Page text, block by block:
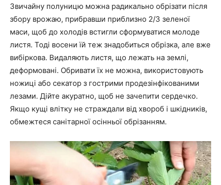
Звичайну полуницю можна радикально обрізати після
збору врожаю, прибравши приблизно 2/3 зеленої
маси, щоб до холодів встигли сформуватися молоде
листя. Тоді восени їй теж знадобиться обрізка, але вже
вибіркова. Видаляють листя, що лежать на землі,
деформовані. Обривати їх не можна, використовують
ножиці або секатор з гострими продезінфікованими
лезами. Дійте акуратно, щоб не зачепити сердечко.
Якщо кущі влітку не страждали від хвороб і шкідників,
обмежтеся санітарної осінньої обрізанням.